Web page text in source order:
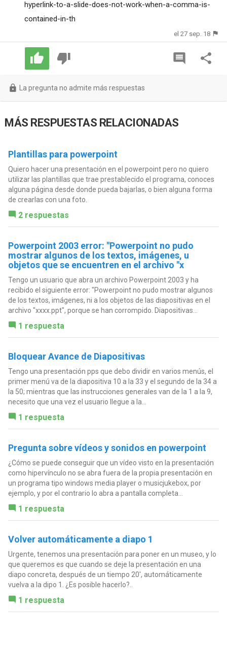
hyperlink-to-a-slide-does-not-work-when-a-comma-is-
contained-in-th
el 27 sep. 18
La pregunta no admite más respuestas
MÁS RESPUESTAS RELACIONADAS
Plantillas para powerpoint
Quiero hacer una presentación en el powerpoint pero no quiero
utilizar las plantillas que trae prestablecido el programa, conoces
alguna página desde donde pueda bajarlas, o bien alguna forma
de crearlas con una foto.
2 respuestas
Powerpoint 2003 error: "Powerpoint no pudo
mostrar algunos de los textos, imágenes, u
objetos que se encuentren en el archivo "x
Tengo un usuario que abra un archivo Powerpoint 2003 y ha
recibido el siguiente error: "Powerpoint no pudo mostrar algunos
de los textos, imágenes, ni a los objetos de las diapositivas en el
archivo "xxxx.ppt", porque se han corrompido. Diapositivas...
1 respuesta
Bloquear Avance de Diapositivas
Tengo una presentación pps que debo dividir en varios menús, el
primer menú va de la diapositiva 10 a la 33 y el segundo de la 34 a
la 50; mientras que las instrucciones generales van de la 1 a la 9,
necesito que una vez el usuario llegue a la...
1 respuesta
Pregunta sobre vídeos y sonidos en powerpoint
¿Cómo se puede conseguir que un vídeo visto en la presentación
como hipervínculo no se abra fuera de la propia presentación en
un programa tipo windows media player o musicjukebox, por
ejemplo, y por el contrario lo abra a pantalla completa...
1 respuesta
Volver automáticamente a diapo 1
Urgente, tenemos una presentación para poner en un museo, y lo
que queremos es que cuando se deje la presentación en una
diapo concreta, después de un tiempo 20', automáticamente
vuelva a la dipo 1. ¿Es posible hacerlo?..
1 respuesta